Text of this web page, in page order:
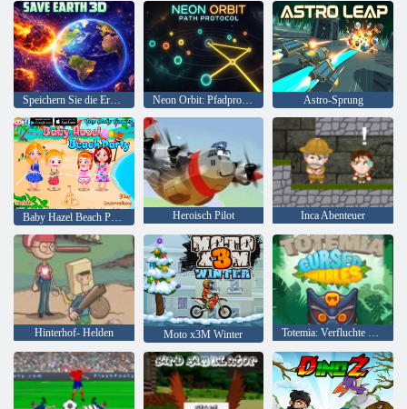
Speichern Sie die Erde 3D Neon Orbit: Pfadprotokoll Astro-Sprung
Heroisch Pilot Inca Abenteuer
Hinterhof- Helden Moto x3M Winter Totemia: Verfluchte Murmeln